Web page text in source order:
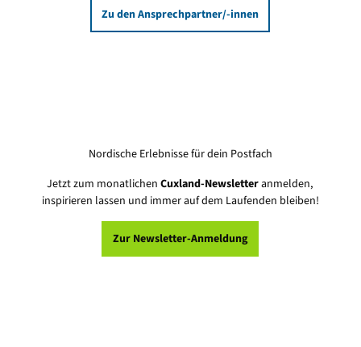
Zu den Ansprechpartner/-innen
Nordische Erlebnisse für dein Postfach
Jetzt zum monatlichenCuxland-Newsletteranmelden,
inspirieren lassen und immer auf dem Laufenden bleiben!
Zur Newsletter-Anmeldung